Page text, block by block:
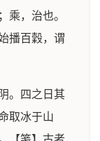
乘，治也。
播百穀，谓
。四之日其
取冰于山